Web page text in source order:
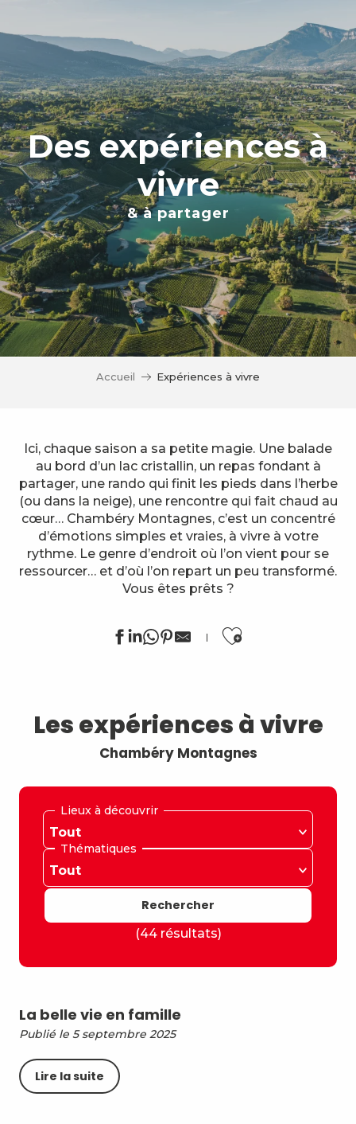
au
contenu
Des expériences à
vivre
& à partager
Accueil Expériences à vivre
Ici, chaque saison a sa petite magie. Une balade
au bord d’un lac cristallin, un repas fondant à
partager, une rando qui finit les pieds dans l’herbe
(ou dans la neige), une rencontre qui fait chaud au
cœur… Chambéry Montagnes, c’est un concentré
d’émotions simples et vraies, à vivre à votre
rythme. Le genre d’endroit où l’on vient pour se
ressourcer… et d’où l’on repart un peu transformé.
Vous êtes prêts ?
Ajouter
Les expériences à vivre
Chambéry Montagnes
Lieux à découvrir
Thématiques
(44 résultats)
La belle vie en famille
Publié le 5 septembre 2025
Lire la suite